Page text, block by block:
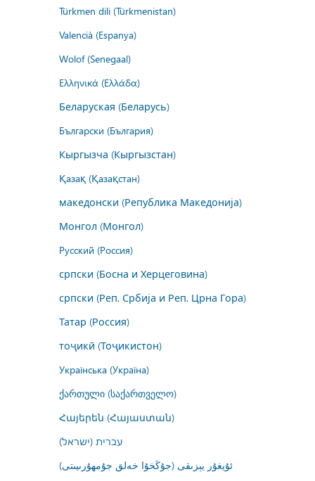
Türkmen dili (Türkmenistan)
Valencià (Espanya)
Wolof (Senegaal)
Ελληνικά (Ελλάδα)
Беларуская (Беларусь)
Български (България)
Кыргызча (Кыргызстан)
Қазақ (Қазақстан)
македонски (Република Македонија)
Монгол (Монгол)
Русский (Россия)
српски (Босна и Херцеговина)
српски (Реп. Србија и Реп. Црна Гора)
Татар (Россия)
тоҷикӣ (Тоҷикистон)
Українська (Україна)
ქართული (საქართველო)
Հայերեն (Հայաստան)
עברית (ישראל)
ئۇيغۇر يېزىقى (جۇڭخۇا خەلق جۇمھۇرىيىتى)